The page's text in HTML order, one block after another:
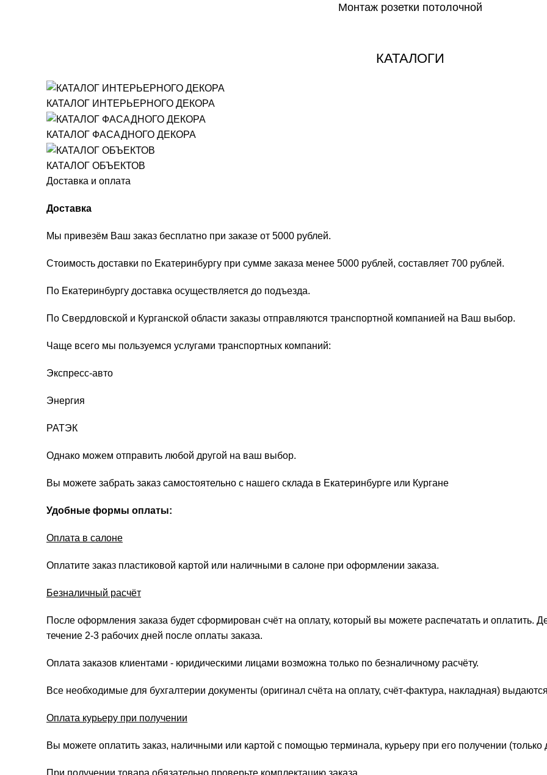
Монтаж розетки потолочной
КАТАЛОГИ
КАТАЛОГ ИНТЕРЬЕРНОГО ДЕКОРА
КАТАЛОГ ФАСАДНОГО ДЕКОРА
КАТАЛОГ ОБЪЕКТОВ
Доставка и оплата
Доставка
Мы привезём Ваш заказ бесплатно при заказе от 5000 рублей.
Стоимость доставки по Екатеринбургу при сумме заказа менее 5000 рублей, составляет 700 рублей.
По Екатеринбургу доставка осуществляется до подъезда.
По Свердловской и Курганской области заказы отправляются транспортной компанией на Ваш выбор.
Чаще всего мы пользуемся услугами транспортных компаний:
Экспресс-авто
Энергия
РАТЭК
Однако можем отправить любой другой на ваш выбор.
Вы можете забрать заказ самостоятельно с нашего склада в Екатеринбурге или Кургане
Удобные формы оплаты:
Оплата в салоне
Оплатите заказ пластиковой картой или наличными в салоне при оформлении заказа.
Безналичный расчёт
После оформления заказа будет сформирован счёт на оплату, который вы можете распечатать и оплатить.
течение 2-3 рабочих дней после оплаты заказа.
Оплата заказов клиентами - юридическими лицами возможна только по безналичному расчёту.
Все необходимые для бухгалтерии документы (оригинал счёта на оплату, счёт-фактура, накладная)
Оплата курьеру при получении
Вы можете оплатить заказ, наличными или картой с помощью терминала, курьеру при его получении (только